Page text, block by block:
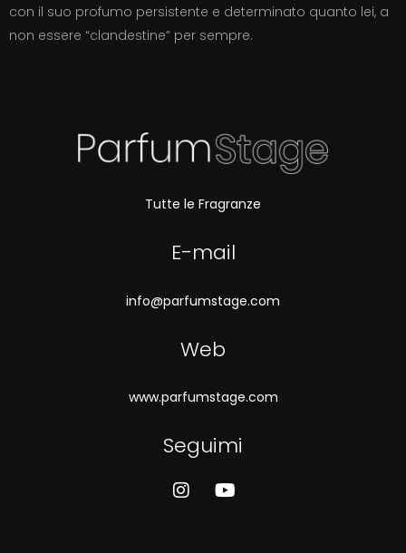
con il suo profumo persistente e determinato quanto lei, a
non essere “clandestine” per sempre.
Tutte le Fragranze
E-mail
info@parfumstage.com
Web
www.parfumstage.com
Seguimi